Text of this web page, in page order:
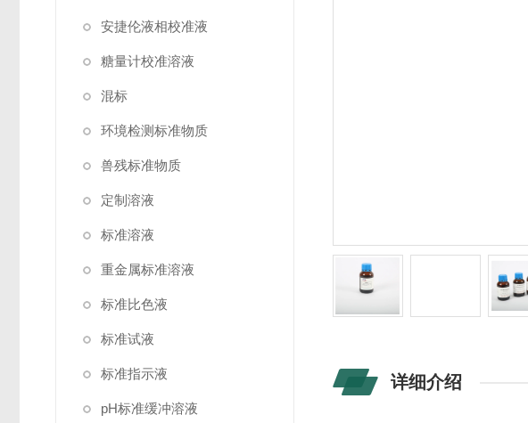
安捷伦液相校准液
糖量计校准溶液
混标
环境检测标准物质
兽残标准物质
定制溶液
标准溶液
重金属标准溶液
标准比色液
标准试液
标准指示液
pH标准缓冲溶液
详细介绍